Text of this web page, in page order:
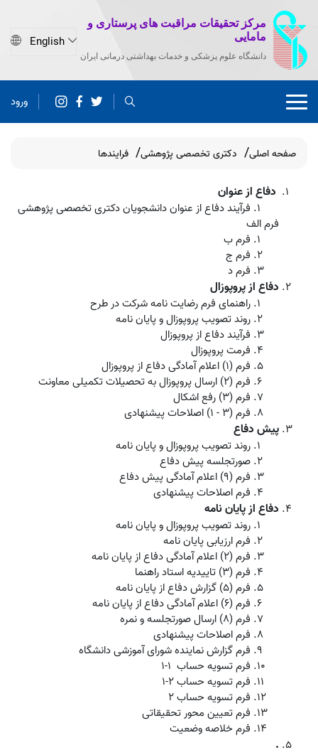
مرکز تحقیقات مراقبت های پرستاری و
مامایی
دانشگاه علوم پزشکی و خدمات بهداشتی درمانی ایران
ورود
صفحه اصلی دکتری تخصصی پژوهشی فرایندها
دفاع از عنوان
فرآیند دفاع از عنوان دانشجویان دکتری تخصصی پژوهشی
فرم الف
فرم ب
فرم ج
فرم د
دفاع از پروپوزال
راهنمای فرم رضایت نامه شرکت در طرح
روند تصویب پروپوزال و پایان نامه
فرآیند دفاع از پروپوزال
فرمت پروپوزال
فرم (1) اعلام آمادگی دفاع از پروپوزال
فرم (2) ارسال پروپوزال به تحصیلات تکمیلی معاونت
فرم (3) رفع اشکال
فرم (3 - 1) اصلاحات پیشنهادی
پیش دفاع
روند تصویب پروپوزال و پایان نامه
صورتجلسه پیش دفاع
فرم (9) اعلام آمادگی پیش دفاع
فرم اصلاحات پیشنهادی
دفاع از پایان نامه
روند تصویب پروپوزال و پایان نامه
فرم ارزیابی پایان نامه
فرم (2) اعلام آمادگی دفاع از پایان نامه
فرم (3) تاییدیه استاد راهنم
ا
فرم (5) گزارش دفاع از پایان نامه
فرم (6) اعلام آمادگی دفاع از پایان نامه
فرم (8) ارسال صورتجلسه و نمره
فرم اصلاحات پیشنهادی
فرم گزارش نماینده شورای آموزشی دانشگاه
فرمتسویه حساب 1-1
فرم تسویه حساب 2-1
فرم تسویه حساب 2
فرم تعیین محور تحقیقاتی
فرم خلاصه وضعیت
.